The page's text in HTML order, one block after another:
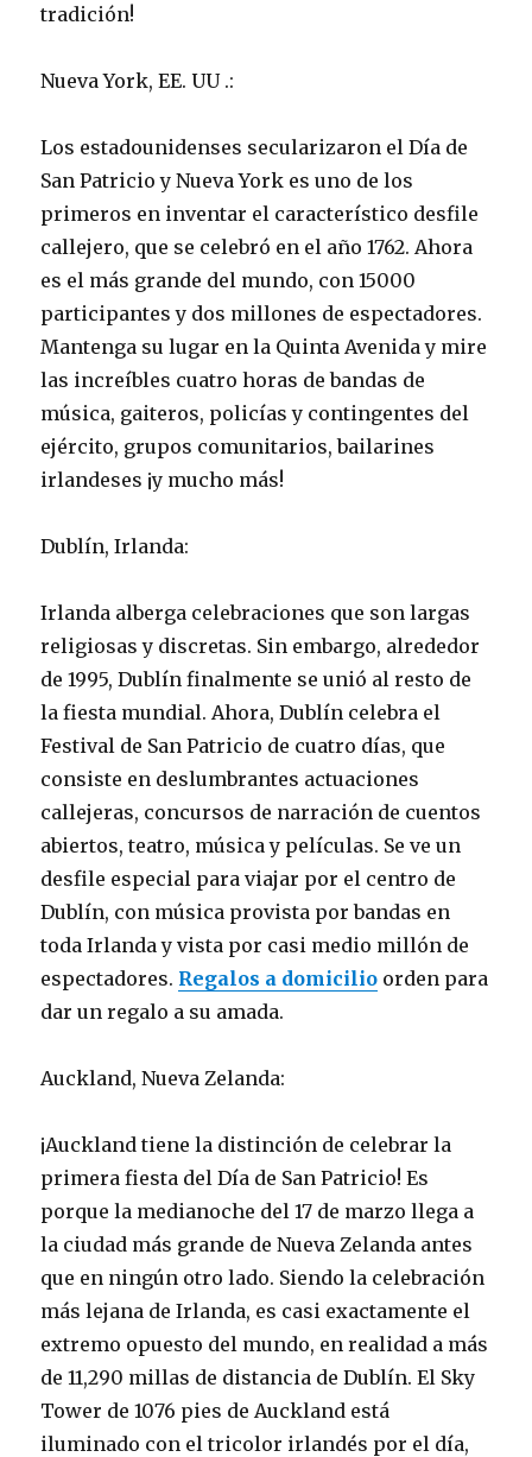
tradición!
Nueva York, EE. UU .:
Los estadounidenses secularizaron el Día de
San Patricio y Nueva York es uno de los
primeros en inventar el característico desfile
callejero, que se celebró en el año 1762. Ahora
es el más grande del mundo, con 15000
participantes y dos millones de espectadores.
Mantenga su lugar en la Quinta Avenida y mire
las increíbles cuatro horas de bandas de
música, gaiteros, policías y contingentes del
ejército, grupos comunitarios, bailarines
irlandeses ¡y mucho más!
Dublín, Irlanda:
Irlanda alberga celebraciones que son largas
religiosas y discretas. Sin embargo, alrededor
de 1995, Dublín finalmente se unió al resto de
la fiesta mundial. Ahora, Dublín celebra el
Festival de San Patricio de cuatro días, que
consiste en deslumbrantes actuaciones
callejeras, concursos de narración de cuentos
abiertos, teatro, música y películas. Se ve un
desfile especial para viajar por el centro de
Dublín, con música provista por bandas en
toda Irlanda y vista por casi medio millón de
espectadores. Regalos a domicilio orden para
dar un regalo a su amada.
Auckland, Nueva Zelanda:
¡Auckland tiene la distinción de celebrar la
primera fiesta del Día de San Patricio! Es
porque la medianoche del 17 de marzo llega a
la ciudad más grande de Nueva Zelanda antes
que en ningún otro lado. Siendo la celebración
más lejana de Irlanda, es casi exactamente el
extremo opuesto del mundo, en realidad a más
de 11,290 millas de distancia de Dublín. El Sky
Tower de 1076 pies de Auckland está
iluminado con el tricolor irlandés por el día,